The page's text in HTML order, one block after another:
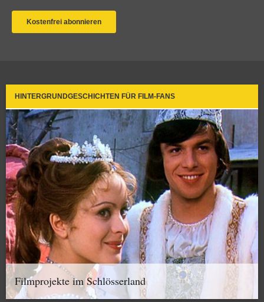
HINTERGRUNDGESCHICHTEN FÜR FILM-FANS
Filmprojekte im Schlösserland